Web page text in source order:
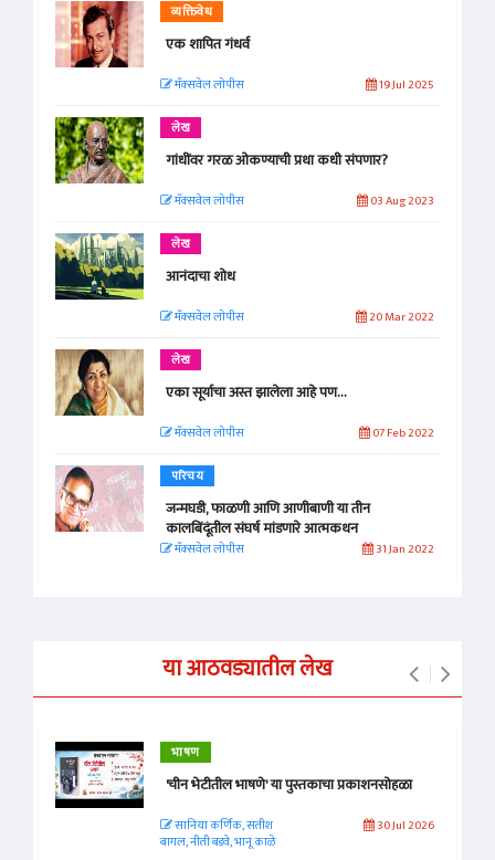
व्यक्तिवेध
एक शापित गंधर्व
मॅक्सवेल लोपीस 19 Jul 2025
लेख
गांधींवर गरळ ओकण्याची प्रथा कधी संपणार?
मॅक्सवेल लोपीस 03 Aug 2023
लेख
आनंदाचा शोध
मॅक्सवेल लोपीस 20 Mar 2022
लेख
एका सूर्याचा अस्त झालेला आहे पण…
मॅक्सवेल लोपीस 07 Feb 2022
परिचय
जन्मघडी, फाळणी आणि आणीबाणी या तीन
कालबिंदूंतील संघर्ष मांडणारे आत्मकथन
मॅक्सवेल लोपीस 31 Jan 2022
या आठवड्यातील लेख
भाषण
'चीन भेटीतील भाषणे' या पुस्तकाचा प्रकाशनसोहळा
सानिया कर्णिक, सतीश
बागल, नीती बडवे, भानू काळे
30 Jul 2026